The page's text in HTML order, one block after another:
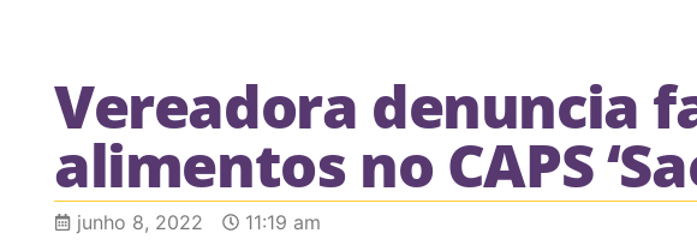
Vereadora denuncia
alimentos no CAPS
junho 8, 2022 11:19 am